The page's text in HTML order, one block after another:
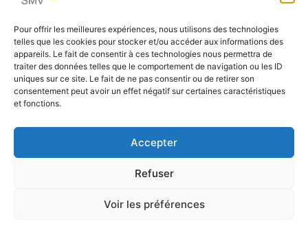
Pour offrir les meilleures expériences, nous utilisons des technologies
telles que les cookies pour stocker et/ou accéder aux informations des
appareils. Le fait de consentir à ces technologies nous permettra de
traiter des données telles que le comportement de navigation ou les ID
uniques sur ce site. Le fait de ne pas consentir ou de retirer son
consentement peut avoir un effet négatif sur certaines caractéristiques
et fonctions.
Accepter
Refuser
Voir les préférences
SMV permet de vous aider à gagner du temps et vous
permettre de vous concentrer sur l’essentiel de votre
métier
Téléphone:0 805 69 64 75 / 02 37 34 04 04
contact@smvformation.fr
Création & Hébergement Web Cloud par